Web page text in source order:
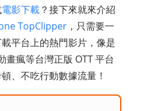
電影下載？接下來就來介紹
TopClipper ，只需要一
平台上的熱門影片，像是
畫瘋等台灣正版 OTT 平台
、不吃行動數據流量！